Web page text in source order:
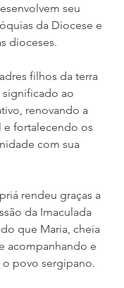
seu
da Diocese e
dioceses.
filhos da terra
significado ao
renovando a
e fortalecendo os
com sua
rendeu graças a
da Imaculada
que Maria, cheia
acompanhando e
povo sergipano.